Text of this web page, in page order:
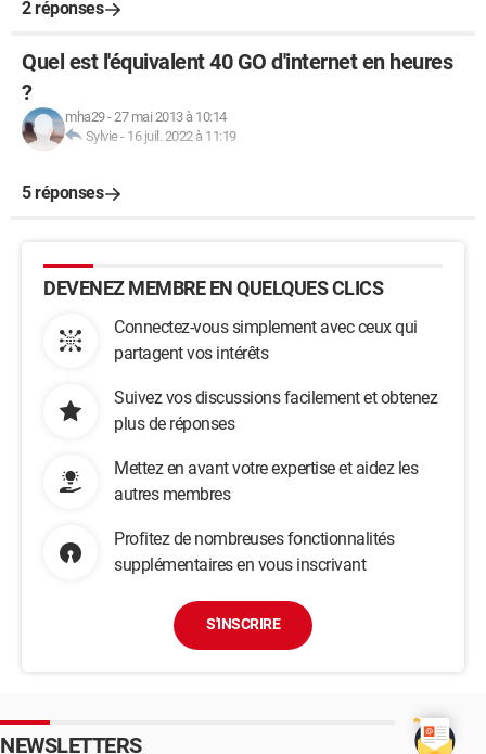
2 réponses
Quel est l'équivalent 40 GO d'internet en heures
?
mha29-27 mai 2013 à 10:14
Sylvie- 16 juil. 2022 à 11:19
5 réponses
DEVENEZ MEMBRE EN QUELQUES CLICS
Connectez-vous simplement avec ceux qui
partagent vos intérêts
Suivez vos discussions facilement et obtenez
plus de réponses
Mettez en avant votre expertise et aidez les
autres membres
Profitez de nombreuses fonctionnalités
supplémentaires en vous inscrivant
S'INSCRIRE
NEWSLETTERS